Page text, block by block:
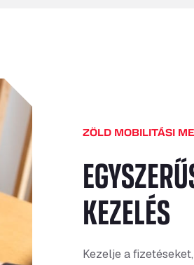
ZÖLD MOBILITÁSI
KEZELÉS
Kezelje a